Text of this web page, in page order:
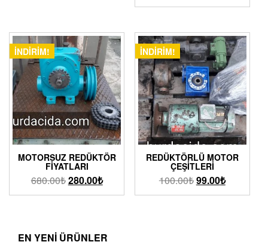
İNDIRIM!
MOTORSUZ REDÜKTÖR
FIYATLARI
680.00₺280.00₺
İNDIRIM!
REDÜKTÖRLÜ MOTOR
ÇEŞITLERI
100.00₺99.00₺
EN YENI ÜRÜNLER